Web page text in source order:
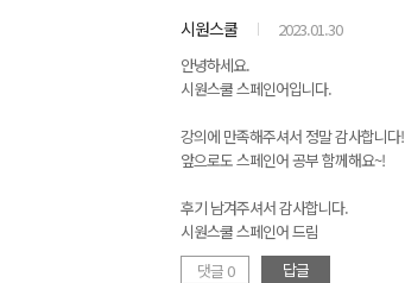
시원스쿨
2023.01.30
안녕하세요.
시원스쿨 스페인어입니다.
강의에 만족해주셔서 정말 감사합니다!
앞으로도 스페인어 공부 함께해요~!
후기 남겨주셔서 감사합니다.
시원스쿨 스페인어 드림
댓글 0
답글